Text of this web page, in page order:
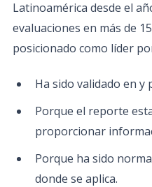
Latinoamérica desde el
evaluaciones en más de
posicionado como líder
Ha sido validado en y
Porque el reporte
proporcionar
Porque ha sido
donde se aplica.